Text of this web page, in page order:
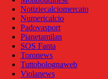
Notiziecalciomercato
Numericalcio
Padovasport
Pianetamilan
SOS Fanta
Toronews
Tuttobolognaweb
Violanews